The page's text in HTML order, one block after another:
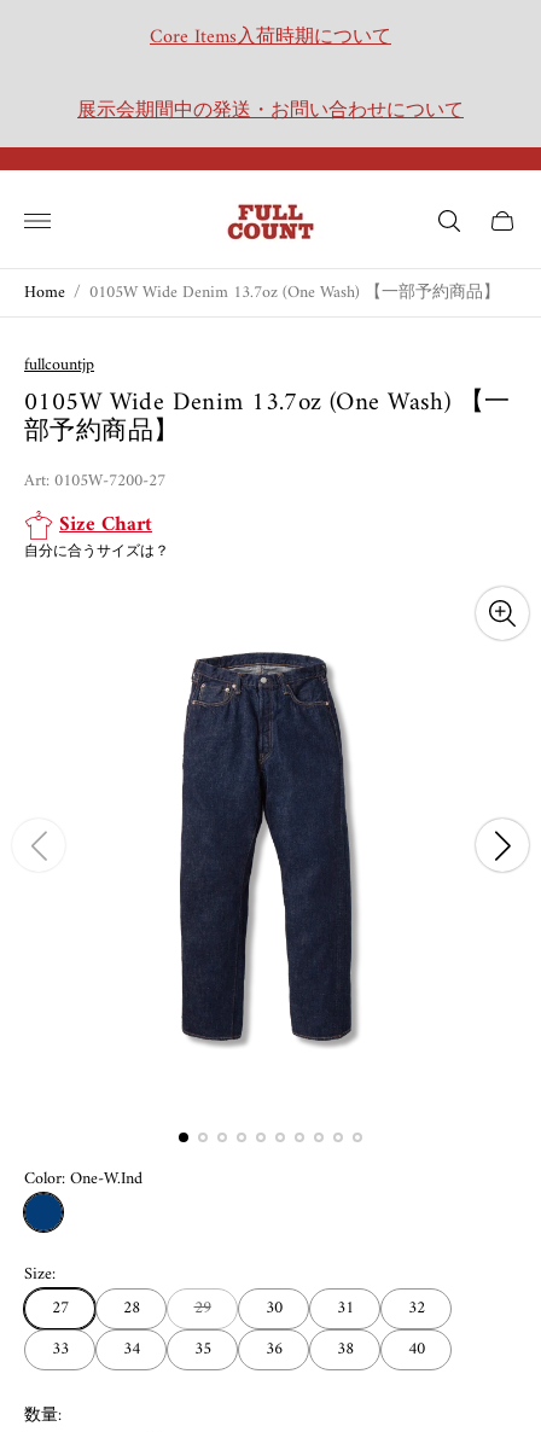
Core Items入荷時期について
展示会期間中の発送・お問い合わせについて
Store
logo" Cart
Home / 0105W Wide Denim 13.7oz (One Wash) 【一部予約商品】
fullcountjp
0105W Wide Denim 13.7oz (One Wash) 【一
部予約商品】
Art: 0105W-7200-27
Size Chart
自分に合うサイズは？
Color:One-W.Ind
-
W
.
I
n
Size:
27
28 29 30 31
32
33
34 35 36 38 40
数量: